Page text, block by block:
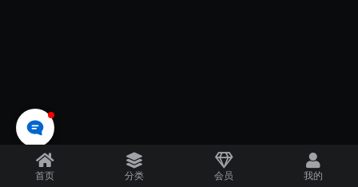
首页 分类 会员 我的